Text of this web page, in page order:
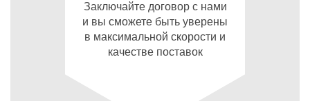
Заключайте договор с нами
и вы сможете быть уверены
в максимальной скорости и
качестве поставок